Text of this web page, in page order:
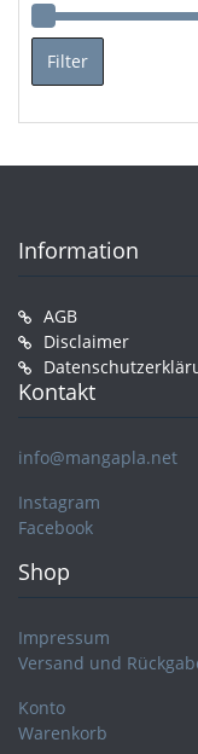
Filter
Information
AGB
Disclaimer
Kontakt
info@mangapla.net
Instagram
Facebook
Shop
Impressum
Versand und
Konto
Warenkorb